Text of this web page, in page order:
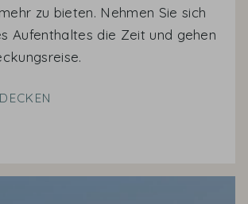
zu bieten. Nehmen Sie sich
Aufenthaltes die Zeit und gehen